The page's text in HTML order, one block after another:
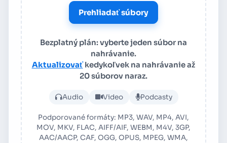
Prehliadať súbory
Bezplatný plán: vyberte jeden súbor na
nahrávanie.
Aktualizovaťkedykoľvek na nahrávanie až
20 súborov naraz.
Nahrajte audio alebo
Audio Video Podcasty
Podporované formáty: MP3, WAV, MP4, AVI,
MOV, MKV, FLAC, AIFF/AIF, WEBM, M4V, 3GP,
AAC/AACP, CAF, OGG, OPUS, MPEG, WMA,